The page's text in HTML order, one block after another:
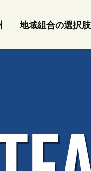
地域組合の選択肢